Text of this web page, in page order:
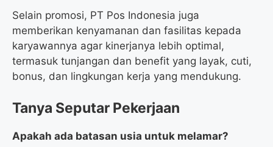
Selain promosi, PT Pos Indonesia juga
memberikan kenyamanan dan fasilitas kepada
karyawannya agar kinerjanya lebih optimal,
termasuk tunjangan dan benefit yang layak, cuti,
bonus, dan lingkungan kerja yang mendukung.
Tanya Seputar Pekerjaan
Apakah ada batasan usia untuk melamar?